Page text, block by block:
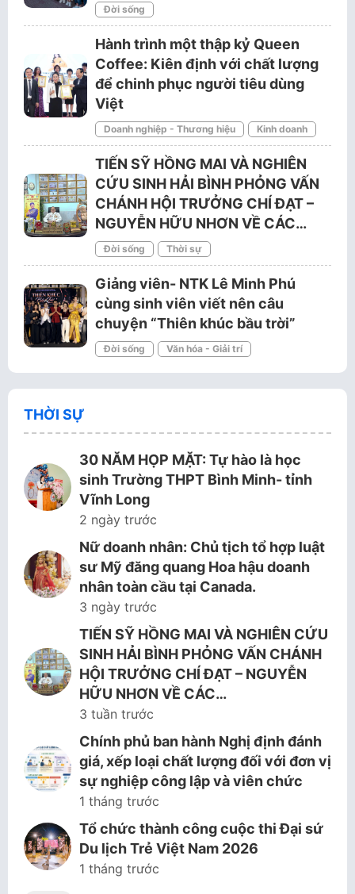
Đời sống
Hành trình một thập kỷ Queen
Coffee: Kiên định với chất lượng
để chinh phục người tiêu dùng
Việt
Doanh nghiệp - Thương hiệu Kinh doanh
TIẾN SỸ HỒNG MAI VÀ NGHIÊN
CỨU SINH HẢI BÌNH PHỎNG VẤN
CHÁNH HỘI TRƯỞNG CHÍ ĐẠT –
NGUYỄN HỮU NHƠN VỀ CÁC…
Đời sống Thời sự
Giảng viên- NTK Lê Minh Phú
cùng sinh viên viết nên câu
chuyện “Thiên khúc bầu trời”
Đời sống Văn hóa - Giải trí
THỜI SỰ
30 NĂM HỌP MẶT: Tự hào là học
sinh Trường THPT Bình Minh- tỉnh
Vĩnh Long
2 ngày trước
Nữ doanh nhân: Chủ tịch tổ hợp luật
sư Mỹ đăng quang Hoa hậu doanh
nhân toàn cầu tại Canada.
3 ngày trước
TIẾN SỸ HỒNG MAI VÀ NGHIÊN CỨU
SINH HẢI BÌNH PHỎNG VẤN CHÁNH
HỘI TRƯỞNG CHÍ ĐẠT – NGUYỄN
HỮU NHƠN VỀ CÁC…
3 tuần trước
Chính phủ ban hành Nghị định đánh
giá, xếp loại chất lượng đối với đơn vị
sự nghiệp công lập và viên chức
1 tháng trước
Tổ chức thành công cuộc thi Đại sứ
Du lịch Trẻ Việt Nam 2026
1 tháng trước